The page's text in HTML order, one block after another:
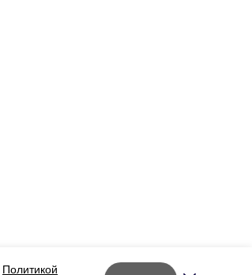
Политикой